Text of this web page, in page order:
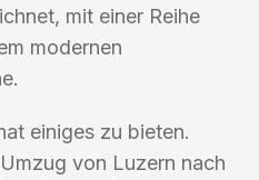
mit einer Reihe
modernen
einiges zu bieten.
von Luzern nach